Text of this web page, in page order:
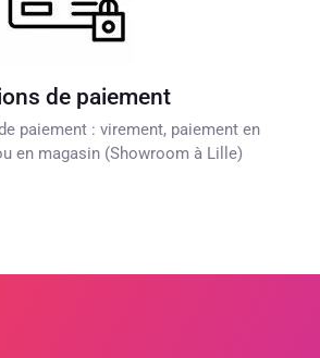
de paiement
paiement : virement, paiement en
en magasin (Showroom à Lille)